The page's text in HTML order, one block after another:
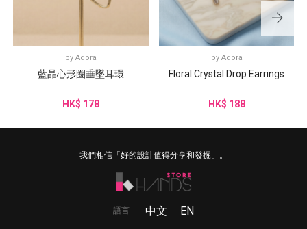
by Adora
藍晶心形圈垂墜耳環
HK$ 178
by Adora
Floral Crystal Drop Earrings
HK$ 188
我們相信「好的設計值得分享和發掘」。
語言 中文 EN